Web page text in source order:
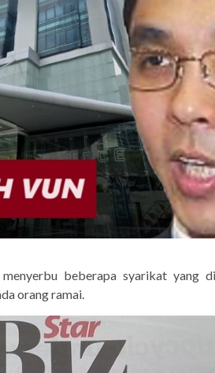
beberapa syarikat yang
orang ramai.